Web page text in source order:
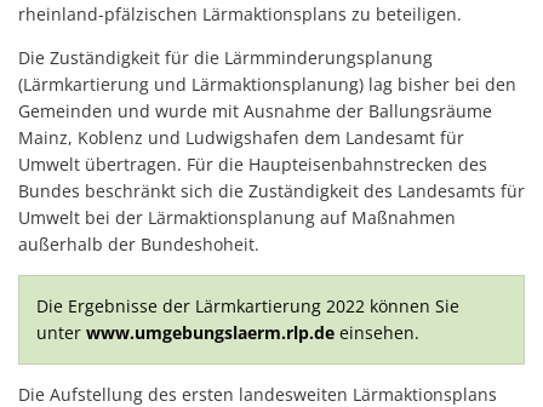
rheinland-pfälzischen Lärmaktionsplans zu beteiligen.
Die Zuständigkeit für die Lärmminderungsplanung
(Lärmkartierung und Lärmaktionsplanung) lag bisher bei den
Gemeinden und wurde mit Ausnahme der Ballungsräume
Mainz, Koblenz und Ludwigshafen dem Landesamt für
Umwelt übertragen. Für die Haupteisenbahnstrecken des
Bundes beschränkt sich die Zuständigkeit des Landesamts für
Umwelt bei der Lärmaktionsplanung auf Maßnahmen
außerhalb der Bundeshoheit.
Die Ergebnisse der Lärmkartierung 2022 können Sie
unter www.umgebungslaerm.rlp.de einsehen.
Die Aufstellung des ersten landesweiten Lärmaktionsplans